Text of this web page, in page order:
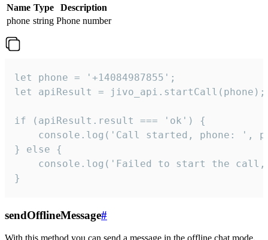
Name Type
Description
phone string Phone number
let phone = '+14084987855';
let apiResult = jivo_api.startCall(phone);
if (apiResult.result === 'ok') {
console.log('Call started, phone: ',
} else {
console.log('Failed to start the
}
sendOfflineMessage#